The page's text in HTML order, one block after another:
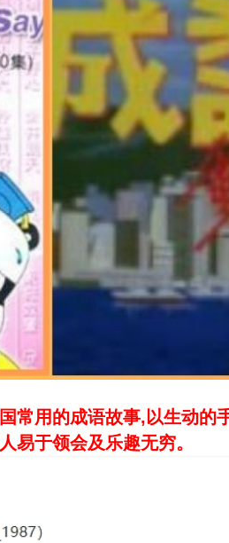
常用的成语故事,以生动的
易于领会及乐趣无穷。